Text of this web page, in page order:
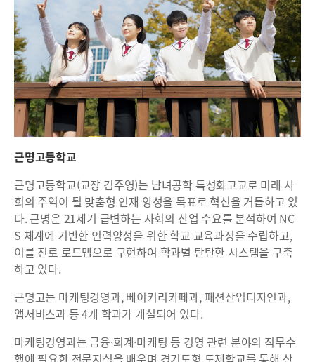
근명고등학교
근명고등학교(교장 김주영)는 남녀공학 특성화고교로 미래 사
회의 주역이 될 맞춤형 인재 양성을 목표로 혁신을 거듭하고 있
다. 근명은 21세기 급변하는 사회의 산업 수요를 분석하여 NC
S 체계에 기반한 인력양성을 위한 학교 교육과정을 수립하고,
이를 진로 로드맵으로 구현하여 학과별 탄탄한 시스템을 구축
하고 있다.
근명고는 마케팅경영과, 베이커리카페과, 패션산업디자인과,
앱서비스과 등 4개 학과가 개설되어 있다.
마케팅경영과는 금융·회계·마케팅 등 경영 관련 분야의 직무수